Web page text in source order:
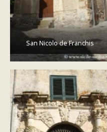
San Nicolo de Franchis